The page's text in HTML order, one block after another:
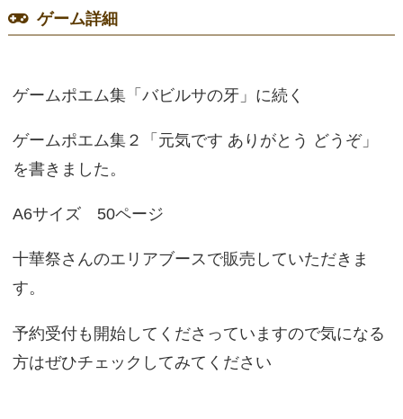
ゲーム詳細
ゲームポエム集「バビルサの牙」に続く
ゲームポエム集２「元気です ありがとう どうぞ」
を書きました。
A6サイズ 50ページ
十華祭さんのエリアブースで販売していただきま
す。
予約受付も開始してくださっていますので気になる
方はぜひチェックしてみてください